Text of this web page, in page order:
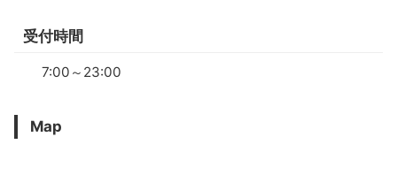
受付時間
7:00～23:00
Map